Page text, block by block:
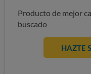
Producto de mejor
buscado
HAZTE